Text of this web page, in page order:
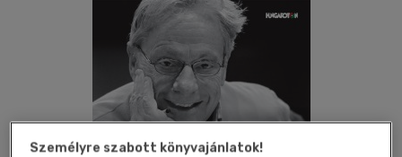
Személyre szabott könyvajánlatok!